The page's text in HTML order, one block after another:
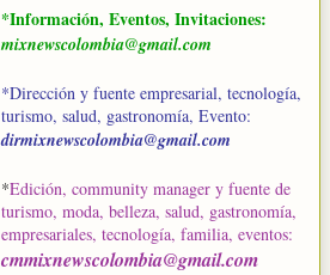
*Información, Eventos, Invitaciones:
mixnewscolombia@gmail.com
*Dirección y fuente empresarial, tecnología,
turismo, salud, gastronomía, Evento:
dirmixnewscolombia@gmail.com
*Edición, community manager y fuente de
turismo, moda, belleza, salud, gastronomía,
empresariales, tecnología, familia, eventos:
cmmixnewscolombia@gmail.com